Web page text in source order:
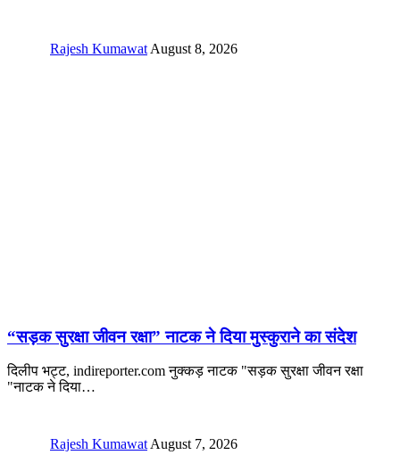
Rajesh Kumawat August 8, 2026
“सड़क सुरक्षा जीवन रक्षा” नाटक ने दिया मुस्कुराने का संदेश
दिलीप भट्ट, indireporter.com नुक्कड़ नाटक "सड़क सुरक्षा जीवन रक्षा
"नाटक ने दिया…
Rajesh KumawatAugust 7, 2026